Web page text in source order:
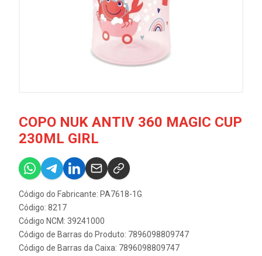
COPO NUK ANTIV 360 MAGIC CUP
230ML GIRL
Código do Fabricante: PA7618-1G
Código: 8217
Código NCM: 39241000
Código de Barras do Produto: 7896098809747
Código de Barras da Caixa: 7896098809747